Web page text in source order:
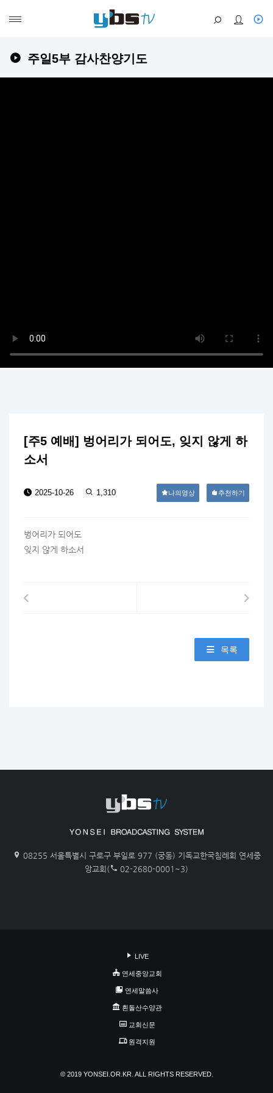
주일5부 감사찬양기도
[주5 예배] 벙어리가 되어도, 잊지 않게 하
소서
2025-10-26 1,310 나의영상 추천하기
벙어리가 되어도
잊지 않게 하소서
목록
08255 서울특별시 구로구 부일로 977 (궁동) 기독교한국침례회 연세중
앙교회(
02-2680-0001~3)
LIVE
연세중앙교회
연세말씀사
흰돌산수양관
교회신문
원격지원
© 2019 YONSEI.OR.KR. ALL RIGHTS RESERVED.